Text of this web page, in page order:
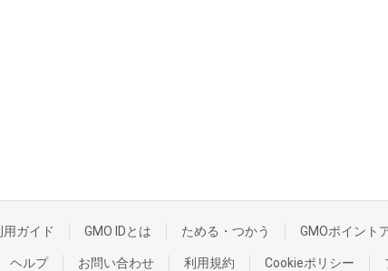
用ガイド GMO IDとは ためる・つかう GMOポイント
ヘルプ お問い合わせ 利用規約 Cookieポリシー